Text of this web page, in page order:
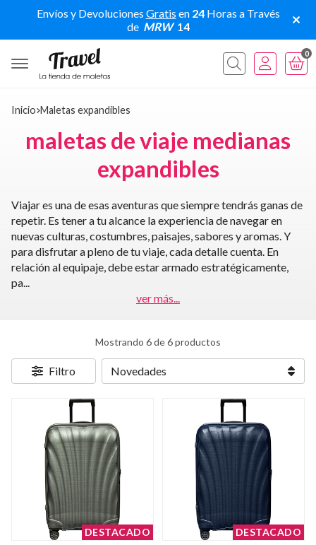
Envíos y Devoluciones Gratis en 24Horas a Través
de MRW 14
Buscar
0
Inicio maletas expandibles
maletas de viaje medianas
expandibles
Viajar es una de esas aventuras que siempre tendrás ganas de
repetir. Es tener a tu alcance la experiencia de navegar en
nuevas culturas, costumbres, paisajes, sabores y aromas. Y
para disfrutar a pleno de tu viaje, cada detalle cuenta. En
relación al equipaje, debe estar armado estratégicamente,
pa...
ver más...
Mostrando 6 de 6 productos
Filtro
DESTACADO
DESTACADO